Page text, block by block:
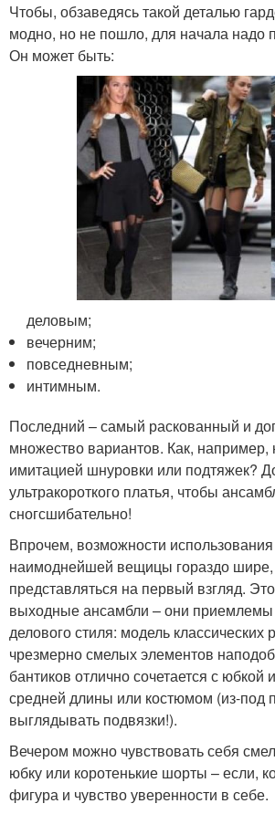
Чтобы, обзаведясь такой деталью
модно, но не пошло, для начала надо
Он может быть:
деловым;
вечерним;
повседневным;
интимным.
Последний – самый раскованный и
множество вариантов. Как, например,
имитацией шнуровки или подтяжек?
ультракороткого платья, чтобы
сногсшибательно!
Впрочем, возможности использования
наимоднейшей вещицы гораздо
представляться на первый взгляд.
выходные ансамбли – они
делового стиля: модель классических
чрезмерно смелых элементов
бантиков отлично сочетается с юбкой
средней длины или костюмом (из-под
выглядывать подвязки!).
Вечером можно чувствовать себя
юбку или коротенькие шорты – если,
фигура и чувство уверенности в себе.